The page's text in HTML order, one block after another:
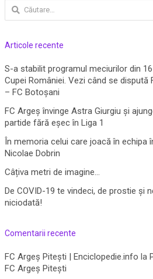
Caută
după:
Articole recente
S-a stabilit programul meciurilor din
Cupei României. Vezi când se dispută
– FC Botoșani
FC Argeș învinge Astra Giurgiu și
partide fără eșec în Liga 1
În memoria celui care joacă în echipa
Nicolae Dobrin
Câțiva metri de imagine…
De COVID-19 te vindeci, de prostie și
niciodată!
Comentarii recente
FC Argeș Pitești | Enciclopedie.info la
FC Argeș Pitești